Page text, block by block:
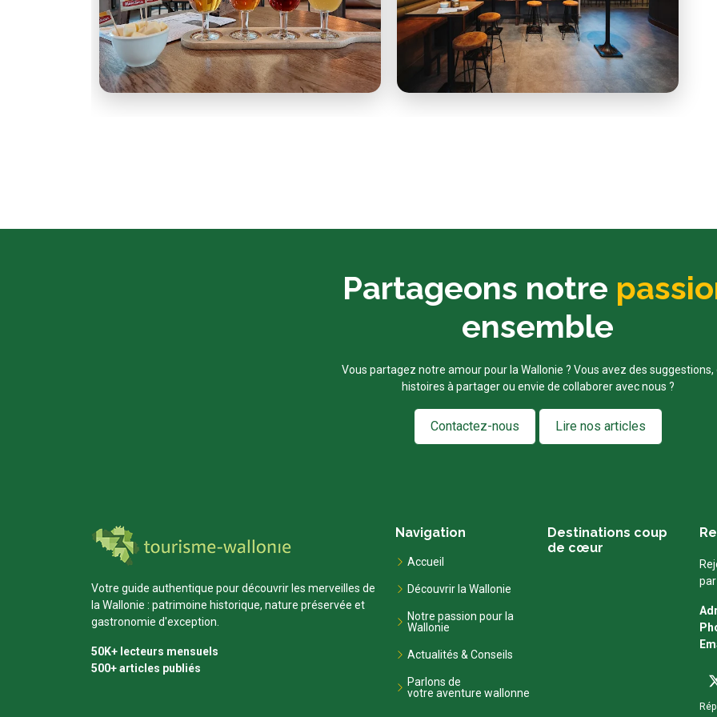
Partageons notre
ensemble
Vous partagez notre amour pour la Wallonie ? Vous avez des suggestions,
histoires à partager ou envie de collaborer avec nous ?
Contactez-nous Lire nos articles
Votre guide authentique pour découvrir les merveilles de
la Wallonie : patrimoine historique, nature préservée et
gastronomie d'exception.
50K+ lecteurs mensuels
500+ articles publiés
Navigation
Accueil
Découvrir la Wallonie
Notre passion pour la
Wallonie
Actualités & Conseils
Parlons de
votre aventure wallonne
Destinations coup
de cœur